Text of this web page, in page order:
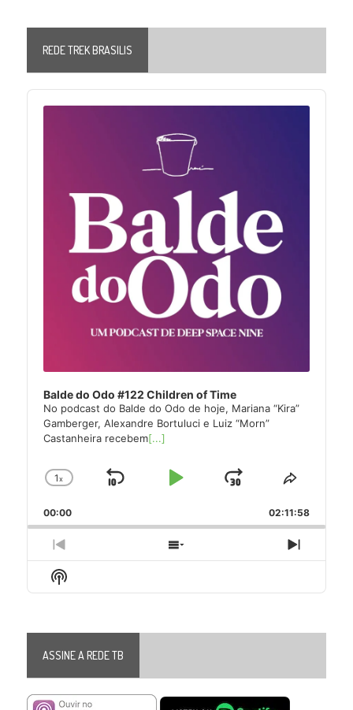
REDE TREK BRASILIS
Audio
Player
Balde do Odo #122 Children of Time
No podcast do Balde do Odo de hoje, Mariana “Kira”
Gamberger, Alexandre Bortuluci e Luiz “Morn”
Castanheira recebem[...]
Change
Rate
1x
Skip
Play
Jump
Forward
Share
Episode
00:00 02:11:58
Previous
Episode
Show
Next
Show
Podcast
ASSINE A REDE TB